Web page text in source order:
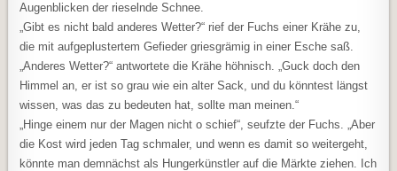
Augenblicken der rieselnde Schnee.
„Gibt es nicht bald anderes Wetter?“ rief der Fuchs einer Krähe zu,
die mit aufgeplustertem Gefieder griesgrämig in einer Esche saß.
„Anderes Wetter?“ antwortete die Krähe höhnisch. „Guck doch den
Himmel an, er ist so grau wie ein alter Sack, und du könntest längst
wissen, was das zu bedeuten hat, sollte man meinen.“
„Hinge einem nur der Magen nicht o schief“, seufzte der Fuchs. „Aber
die Kost wird jeden Tag schmaler, und wenn es damit so weitergeht,
könnte man demnächst als Hungerkünstler auf die Märkte ziehen. Ich